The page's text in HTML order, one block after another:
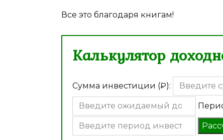
Все это благодаря книгам!
Калькулятор
Сумма инвестиции (₽):